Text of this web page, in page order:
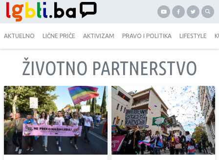
AKTUELNO LIČNE PRIČE AKTIVIZAM PRAVO I POLITIKA LIFESTYLE
ŽIVOTNO PARTNERSTVO